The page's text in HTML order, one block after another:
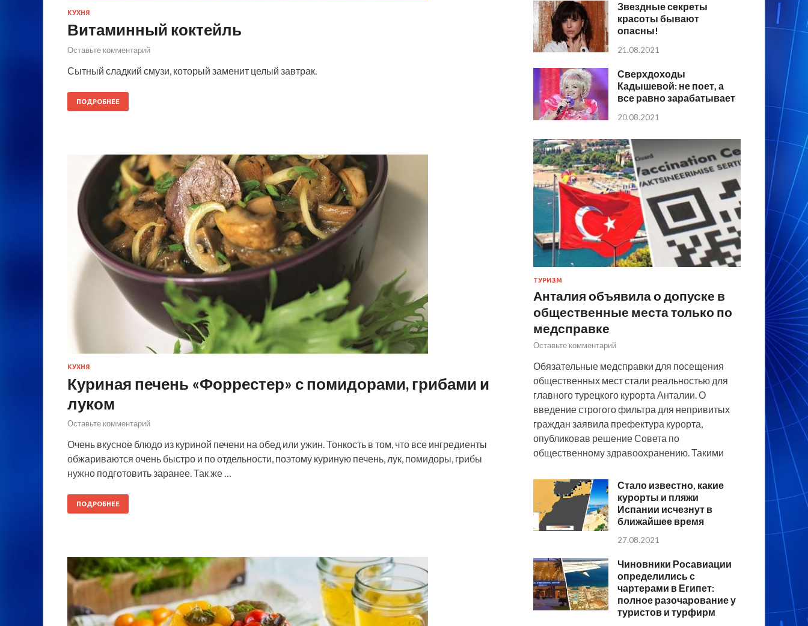
КУХНЯ
Витаминный коктейль
Оставьте комментарий
Сытный сладкий смузи, который заменит целый завтрак.
ПОДРОБНЕЕ
КУХНЯ
Куриная печень «Форрестер» с помидорами, грибами и
луком
Оставьте комментарий
Очень вкусное блюдо из куриной печени на обед или ужин. Тонкость в том, что все ингредиенты
обжариваются очень быстро и по отдельности, поэтому куриную печень, лук, помидоры, грибы
нужно подготовить заранее. Так же …
ПОДРОБНЕЕ
Звездные секреты
красоты бывают
опасны!
21.08.2021
Сверхдоходы
Кадышевой: не поет, а
все равно зарабатывает
20.08.2021
ТУРИЗМ
Анталия объявила о допуске в
общественные места только по
медсправке
Оставьте комментарий
Обязательные медсправки для посещения
общественных мест стали реальностью для
главного турецкого курорта Анталии. О
введение строгого фильтра для непривитых
граждан заявила префектура курорта,
опубликовав решение Совета по
общественному здравоохранению. Такими
Стало известно, какие
курорты и пляжи
Испании исчезнут в
ближайшее время
27.08.2021
Чиновники Росавиации
определились с
чартерами в Египет:
полное разочарование у
туристов и турфирм